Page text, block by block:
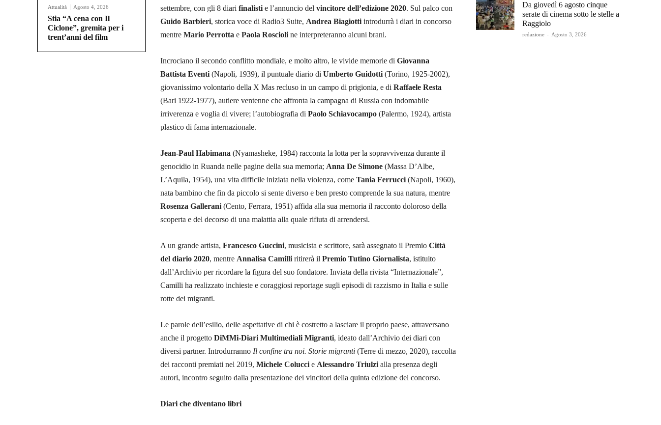
Attualità Agosto 4, 2026
Stia “A cena con Il
Ciclone”, gremita per i
trent’anni del film
settembre, con gli 8 diari finalisti e l’annuncio del vincitore dell’edizione 2020. Sul palco con
Guido Barbieri, storica voce di Radio3 Suite, Andrea Biagiotti introdurrà i diari in concorso
mentre Mario Perrotta e Paola Roscioli ne interpreteranno alcuni brani.
Incrociano il secondo conflitto mondiale, e molto altro, le vivide memorie di Giovanna
Battista Eventi (Napoli, 1939), il puntuale diario di Umberto Guidotti (Torino, 1925-2002),
giovanissimo volontario della X Mas recluso in un campo di prigionia, e di Raffaele Resta
(Bari 1922-1977), autiere ventenne che affronta la campagna di Russia con indomabile
irriverenza e voglia di vivere; l’autobiografia di Paolo Schiavocampo (Palermo, 1924), artista
plastico di fama internazionale.
Jean-Paul Habimana (Nyamasheke, 1984) racconta la lotta per la sopravvivenza durante il
genocidio in Ruanda nelle pagine della sua memoria; Anna De Simone (Massa D’Albe,
L’Aquila, 1954), una vita difficile iniziata nella violenza, come Tania Ferrucci (Napoli, 1960),
nata bambino che fin da piccolo si sente diverso e ben presto comprende la sua natura, mentre
Rosenza Gallerani (Cento, Ferrara, 1951) affida alla sua memoria il racconto doloroso della
scoperta e del decorso di una malattia alla quale rifiuta di arrendersi.
A un grande artista, Francesco Guccini, musicista e scrittore, sarà assegnato il Premio Città
del diario 2020, mentre Annalisa Camilli ritirerà il Premio Tutino Giornalista, istituito
dall’Archivio per ricordare la figura del suo fondatore. Inviata della rivista “Internazionale”,
Camilli ha realizzato inchieste e coraggiosi reportage sugli episodi di razzismo in Italia e sulle
rotte dei migranti.
Le parole dell’esilio, delle aspettative di chi è costretto a lasciare il proprio paese, attraversano
anche il progetto DiMMi-Diari Multimediali Migranti, ideato dall’Archivio dei diari con
diversi partner. Introdurranno Il confine tra noi. Storie migranti (Terre di mezzo, 2020), raccolta
dei racconti premiati nel 2019, Michele Colucci e Alessandro Triulzi alla presenza degli
autori, incontro seguito dalla presentazione dei vincitori della quinta edizione del concorso.
Diari che diventano libri
Da giovedì 6 agosto cinque
serate di cinema sotto le stelle a
Raggiolo
redazione - Agosto 3, 2026